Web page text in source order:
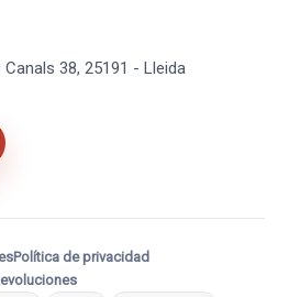
Canals 38, 25191 - Lleida
Política de privacidad